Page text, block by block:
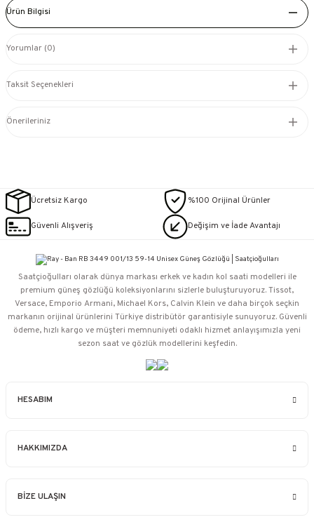
Ürün Bilgisi
Yorumlar (0)
Taksit Seçenekleri
Önerileriniz
Ücretsiz Kargo %100 Orijinal Ürünler
Güvenli Alışveriş Değişim ve İade Avantajı
HESABIM
HAKKIMIZDA
BİZE ULAŞIN
Saatçioğulları⁠ olarak dünya markası erkek ve kadın kol saati modelleri ile
premium güneş gözlüğü koleksiyonlarını sizlerle buluşturuyoruz. Tissot,
Versace, Emporio Armani, Michael Kors, Calvin Klein ve daha birçok seçkin
markanın orijinal ürünlerini Türkiye distribütör garantisiyle sunuyoruz. Güvenli
ödeme, hızlı kargo ve müşteri memnuniyeti odaklı hizmet anlayışımızla yeni
sezon saat ve gözlük modellerini keşfedin.